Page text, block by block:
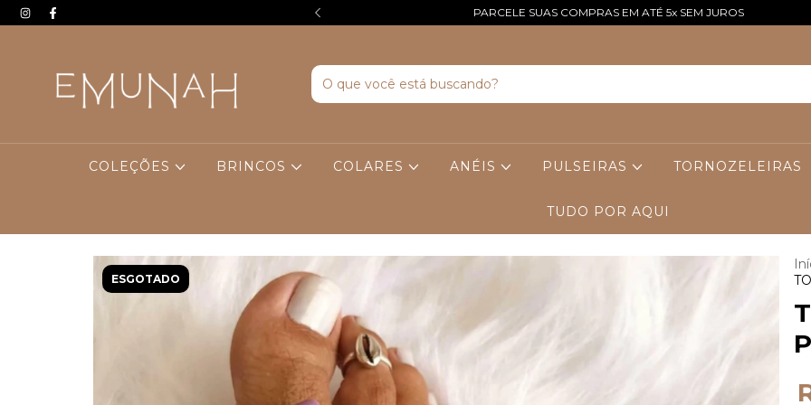
COMPRA. USE O CUPOM BEMVINDA PARCELE SUAS COMPRAS EM ATÉ 5x SEM JUROS
COLEÇÕES BRINCOS COLARES ANÉIS PULSEIRAS TORNOZELEIRAS
TUDO POR AQUI
ESGOTADO